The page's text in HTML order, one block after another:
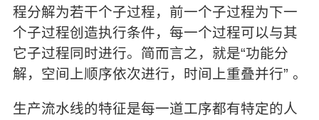
程分解为若干个子过程，前一个子过程为下一
个子过程创造执行条件，每一个过程可以与其
它子过程同时进行。简而言之，就是“功能分
解，空间上顺序依次进行，时间上重叠并行” 。
生产流水线的特征是每一道工序都有特定的人